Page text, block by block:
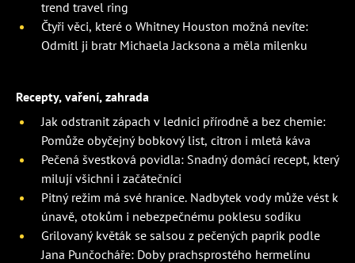
trend travel ring
Čtyři věci, které o Whitney Houston možná nevíte:
Odmítl ji bratr Michaela Jacksona a měla milenku
Recepty, vaření, zahrada
Jak odstranit zápach v lednici přírodně a bez chemie:
Pomůže obyčejný bobkový list, citron i mletá káva
Pečená švestková povidla: Snadný domácí recept, který
milují všichni i začátečníci
Pitný režim má své hranice. Nadbytek vody může vést k
únavě, otokům i nebezpečnému poklesu sodíku
Grilovaný květák se salsou z pečených paprik podle
Jana Punčocháře: Doby prachsprostého hermelínu